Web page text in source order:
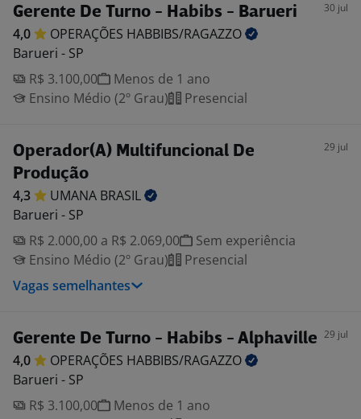
Gerente De Turno - Habibs - Barueri 30 jul
4,0 OPERAÇÕES HABBIBS/RAGAZZO
Barueri - SP
R$ 3.100,00
Menos de 1 ano
Ensino Médio (2º Grau)
Presencial
Operador(A) Multifuncional De
Produção
29 jul
4,3 UMANA BRASIL
Barueri - SP
R$ 2.000,00 a R$ 2.069,00
Sem experiência
Ensino Médio (2º Grau)
Presencial
Vagas semelhantes
Gerente De Turno - Habibs - Alphaville 29 jul
4,0 OPERAÇÕES HABBIBS/RAGAZZO
Barueri - SP
R$ 3.100,00
Menos de 1 ano